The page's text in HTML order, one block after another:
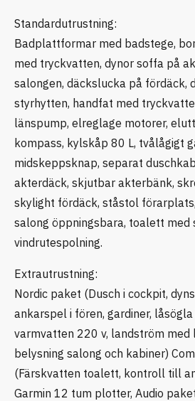
Standardutrustning:
Badplattformar med badstege,
med tryckvatten, dynor soffa på
salongen, däckslucka på fördäck,
styrhytten, handfat med
länspump, elreglage motorer,
kompass, kylskåp 80 L, tvålågigt
midskeppsknap, separat
akterdäck, skjutbar akterbänk,
skylight fördäck, ståstol
salong öppningsbara, toalett med
vindrutespolning.
Extrautrustning:
Nordic paket (Dusch i cockpit,
ankarspel i fören, gardiner,
varmvatten 220 v, landström med
belysning salong och kabiner)
(Färskvatten toalett, kontroll till
Garmin 12 tum plotter, Audio